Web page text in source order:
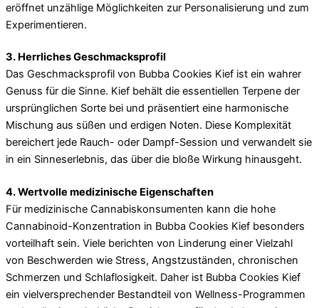
eröffnet unzählige Möglichkeiten zur Personalisierung und zum
Experimentieren.
3. Herrliches Geschmacksprofil
Das Geschmacksprofil von Bubba Cookies Kief ist ein wahrer
Genuss für die Sinne. Kief behält die essentiellen Terpene der
ursprünglichen Sorte bei und präsentiert eine harmonische
Mischung aus süßen und erdigen Noten. Diese Komplexität
bereichert jede Rauch- oder Dampf-Session und verwandelt sie
in ein Sinneserlebnis, das über die bloße Wirkung hinausgeht.
4. Wertvolle medizinische Eigenschaften
Für medizinische Cannabiskonsumenten kann die hohe
Cannabinoid-Konzentration in Bubba Cookies Kief besonders
vorteilhaft sein. Viele berichten von Linderung einer Vielzahl
von Beschwerden wie Stress, Angstzuständen, chronischen
Schmerzen und Schlaflosigkeit. Daher ist Bubba Cookies Kief
ein vielversprechender Bestandteil von Wellness-Programmen